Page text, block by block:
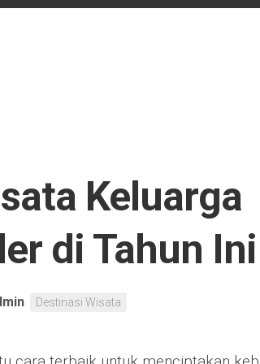
Keluarga
di Tahun Ini
Destinasi Wisata